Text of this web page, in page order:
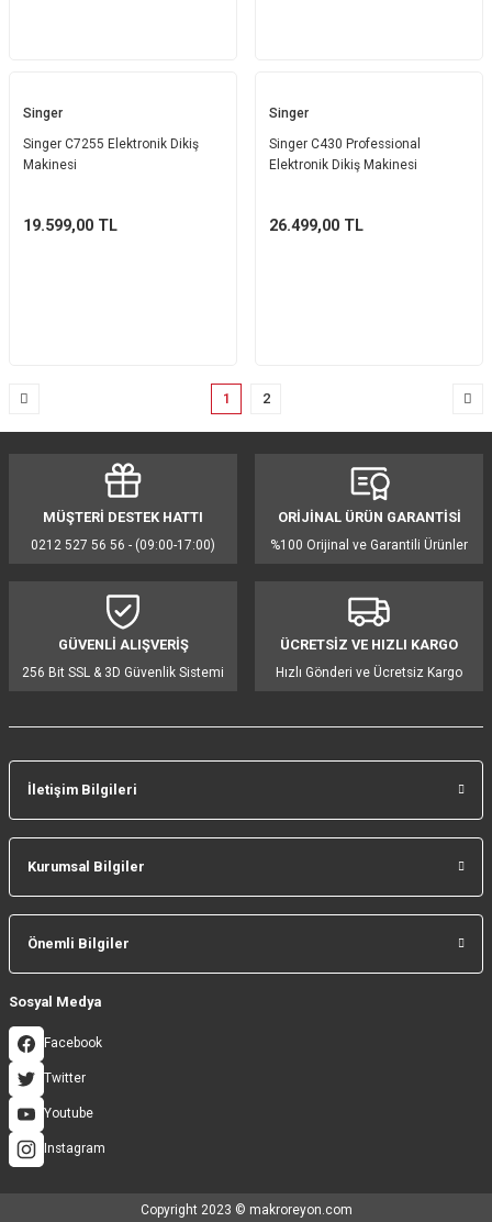
Singer
Singer C7255 Elektronik Dikiş
Makinesi
19.599,00 TL
Singer
Singer C430 Professional
Elektronik Dikiş Makinesi
26.499,00 TL
1 2
MÜŞTERİ DESTEK HATTI
0212 527 56 56 - (09:00-17:00)
ORİJİNAL ÜRÜN GARANTİSİ
%100 Orijinal ve Garantili Ürünler
GÜVENLİ ALIŞVERİŞ
256 Bit SSL & 3D Güvenlik Sistemi
ÜCRETSİZ VE HIZLI KARGO
Hızlı Gönderi ve Ücretsiz Kargo
İletişim Bilgileri
Kurumsal Bilgiler
Önemli Bilgiler
Sosyal Medya
Facebook
Twitter
Youtube
Instagram
Copyright 2023 © makroreyon.com